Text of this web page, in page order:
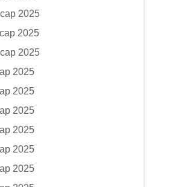
2025
2025
2025
2025
2025
2025
2025
2025
2025